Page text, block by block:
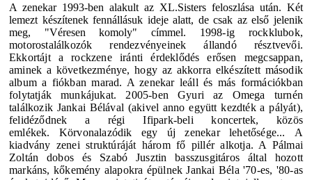
A zenekar 1993-ben alakult az XL.Sisters feloszlása után. Két
lemezt készítenek fennállásuk ideje alatt, de csak az első jelenik
meg, "Véresen komoly" címmel. 1998-ig rockklubok,
motorostalálkozók rendezvényeinek állandó résztvevői.
Ekkortájt a rockzene iránti érdeklődés erősen megcsappan,
aminek a következménye, hogy az akkorra elkészített második
album a fiókban marad. A zenekar leáll és más formációkban
folytatják munkájukat. 2005-ben Gyuri az Omega turnén
találkozik Jankai Bélával (akivel anno együtt kezdték a pályát),
felidéződnek a régi Ifipark-beli koncertek, közös
emlékek. Körvonalazódik egy új zenekar lehetősége... A
kiadvány zenei struktúráját három fő pillér alkotja. A Pálmai
Zoltán dobos és Szabó Jusztin basszusgitáros által hozott
markáns, kőkemény alapokra épülnek Jankai Béla '70-es, '80-as